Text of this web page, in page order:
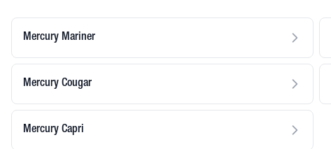
Mercury Mariner
Mercury Cougar
Mercury Capri